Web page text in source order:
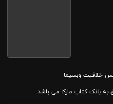
خلاقیت وبسیما
بانک کتاب مارکا می باشد.